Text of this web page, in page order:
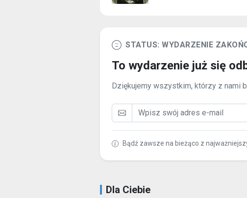
STATUS: WYDARZENIE
To wydarzenie już się
Dziękujemy wszystkim, którzy z nami
Bądź zawsze na bieżąco z
Dla Ciebie